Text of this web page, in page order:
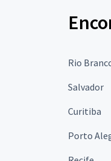
Rio
Salvador
Curitiba
Porto